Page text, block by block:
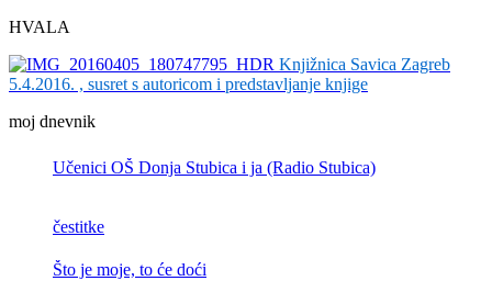
HVALA
Knjižnica Savica Zagreb
5.4.2016. , susret s autoricom i predstavljanje knjige
moj dnevnik
Učenici OŠ Donja Stubica i ja (Radio Stubica)
čestitke
Što je moje, to će doći